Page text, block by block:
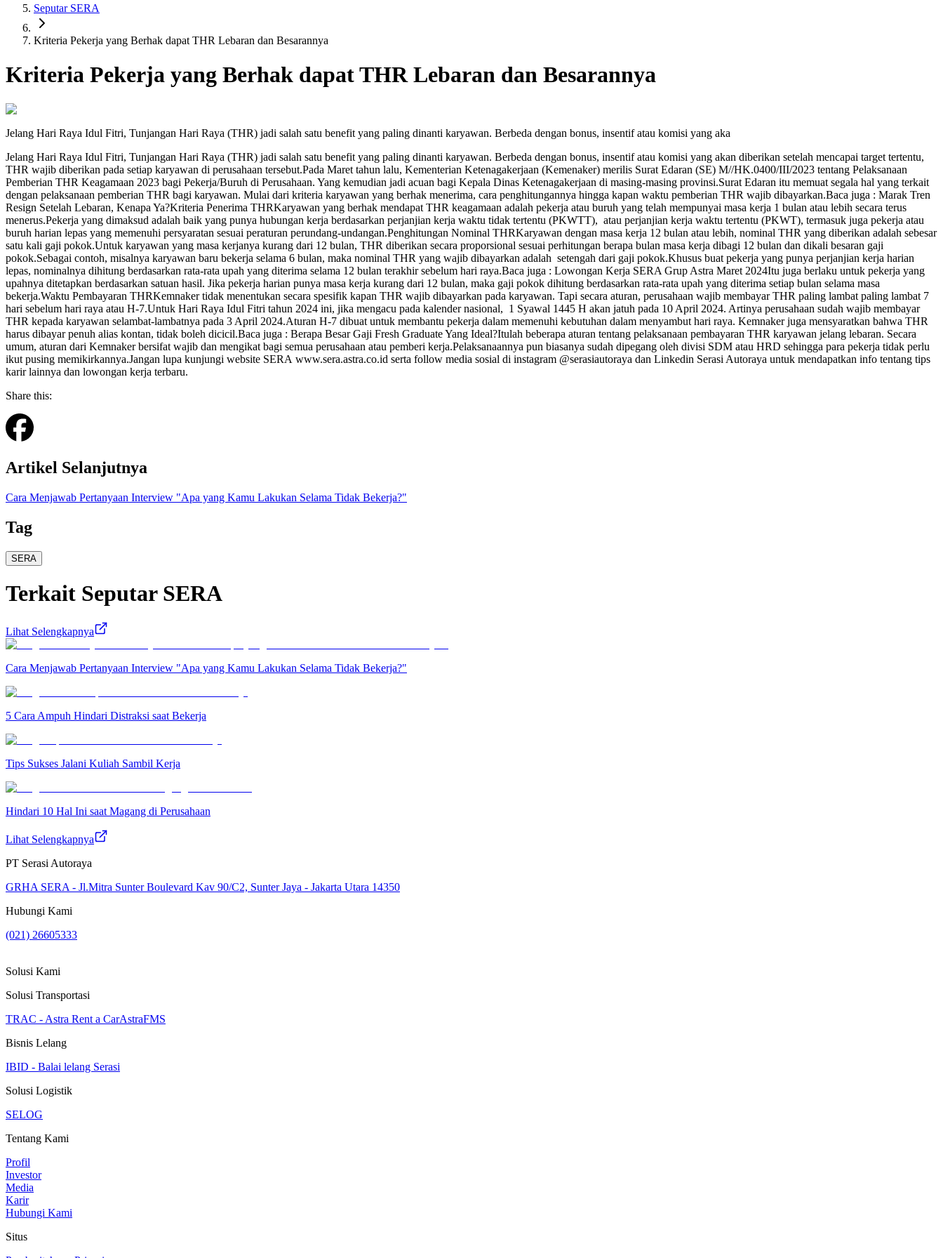
Seputar SERA
Kriteria Pekerja yang Berhak dapat THR Lebaran dan Besarannya
Kriteria Pekerja yang Berhak dapat THR Lebaran dan Besarannya
Jelang Hari Raya Idul Fitri, Tunjangan Hari Raya (THR) jadi salah satu benefit yang paling dinanti karyawan. Berbeda dengan bonus, insentif atau komisi yang aka
Jelang Hari Raya Idul Fitri, Tunjangan Hari Raya (THR) jadi salah satu benefit yang paling dinanti karyawan. Berbeda dengan bonus, insentif atau komisi yang akan diberikan setelah mencapai target tertentu,
THR wajib diberikan pada setiap karyawan di perusahaan tersebut.Pada Maret tahun lalu, Kementerian Ketenagakerjaan (Kemenaker) merilis Surat Edaran (SE) M//HK.0400/III/2023 tentang Pelaksanaan
Pemberian THR Keagamaan 2023 bagi Pekerja/Buruh di Perusahaan. Yang kemudian jadi acuan bagi Kepala Dinas Ketenagakerjaan di masing-masing provinsi.Surat Edaran itu memuat segala hal yang terkait
dengan pelaksanaan pemberian THR bagi karyawan. Mulai dari kriteria karyawan yang berhak menerima, cara penghitungannya hingga kapan waktu pemberian THR wajib dibayarkan.Baca juga : Marak Tren
Resign Setelah Lebaran, Kenapa Ya?Kriteria Penerima THRKaryawan yang berhak mendapat THR keagamaan adalah pekerja atau buruh yang telah mempunyai masa kerja 1 bulan atau lebih secara terus
menerus.Pekerja yang dimaksud adalah baik yang punya hubungan kerja berdasarkan perjanjian kerja waktu tidak tertentu (PKWTT), atau perjanjian kerja waktu tertentu (PKWT), termasuk juga pekerja atau
buruh harian lepas yang memenuhi persyaratan sesuai peraturan perundang-undangan.Penghitungan Nominal THRKaryawan dengan masa kerja 12 bulan atau lebih, nominal THR yang diberikan adalah sebesar
satu kali gaji pokok.Untuk karyawan yang masa kerjanya kurang dari 12 bulan, THR diberikan secara proporsional sesuai perhitungan berapa bulan masa kerja dibagi 12 bulan dan dikali besaran gaji
pokok.Sebagai contoh, misalnya karyawan baru bekerja selama 6 bulan, maka nominal THR yang wajib dibayarkan adalah setengah dari gaji pokok.Khusus buat pekerja yang punya perjanjian kerja harian
lepas, nominalnya dihitung berdasarkan rata-rata upah yang diterima selama 12 bulan terakhir sebelum hari raya.Baca juga : Lowongan Kerja SERA Grup Astra Maret 2024Itu juga berlaku untuk pekerja yang
upahnya ditetapkan berdasarkan satuan hasil. Jika pekerja harian punya masa kerja kurang dari 12 bulan, maka gaji pokok dihitung berdasarkan rata-rata upah yang diterima setiap bulan selama masa
bekerja.Waktu Pembayaran THRKemnaker tidak menentukan secara spesifik kapan THR wajib dibayarkan pada karyawan. Tapi secara aturan, perusahaan wajib membayar THR paling lambat paling lambat 7
hari sebelum hari raya atau H-7.Untuk Hari Raya Idul Fitri tahun 2024 ini, jika mengacu pada kalender nasional, 1 Syawal 1445 H akan jatuh pada 10 April 2024. Artinya perusahaan sudah wajib membayar
THR kepada karyawan selambat-lambatnya pada 3 April 2024.Aturan H-7 dibuat untuk membantu pekerja dalam memenuhi kebutuhan dalam menyambut hari raya. Kemnaker juga mensyaratkan bahwa THR
harus dibayar penuh alias kontan, tidak boleh dicicil.Baca juga : Berapa Besar Gaji Fresh Graduate Yang Ideal?Itulah beberapa aturan tentang pelaksanaan pembayaran THR karyawan jelang lebaran. Secara
umum, aturan dari Kemnaker bersifat wajib dan mengikat bagi semua perusahaan atau pemberi kerja.Pelaksanaannya pun biasanya sudah dipegang oleh divisi SDM atau HRD sehingga para pekerja tidak perlu
ikut pusing memikirkannya.Jangan lupa kunjungi website SERA www.sera.astra.co.id serta follow media sosial di instagram @serasiautoraya dan Linkedin Serasi Autoraya untuk mendapatkan info tentang tips
karir lainnya dan lowongan kerja terbaru.
Share this:
Artikel Selanjutnya
Cara Menjawab Pertanyaan Interview "Apa yang Kamu Lakukan Selama Tidak Bekerja?"
Tag
SERA
Terkait Seputar SERA
Lihat Selengkapnya
Cara Menjawab Pertanyaan Interview "Apa yang Kamu Lakukan Selama Tidak Bekerja?"
5 Cara Ampuh Hindari Distraksi saat Bekerja
Tips Sukses Jalani Kuliah Sambil Kerja
Hindari 10 Hal Ini saat Magang di Perusahaan
Lihat Selengkapnya
PT Serasi Autoraya
GRHA SERA - Jl.Mitra Sunter Boulevard Kav 90/C2, Sunter Jaya - Jakarta Utara 14350
Hubungi Kami
(021) 26605333
Solusi Kami
Solusi Transportasi
TRAC - Astra Rent a CarAstraFMS
Bisnis Lelang
IBID - Balai lelang Serasi
Solusi Logistik
SELOG
Tentang Kami
Profil
Investor
Media
Karir
Hubungi Kami
Situs